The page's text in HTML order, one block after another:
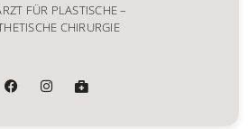
FÜR PLASTISCHE –
CHIRURGIE